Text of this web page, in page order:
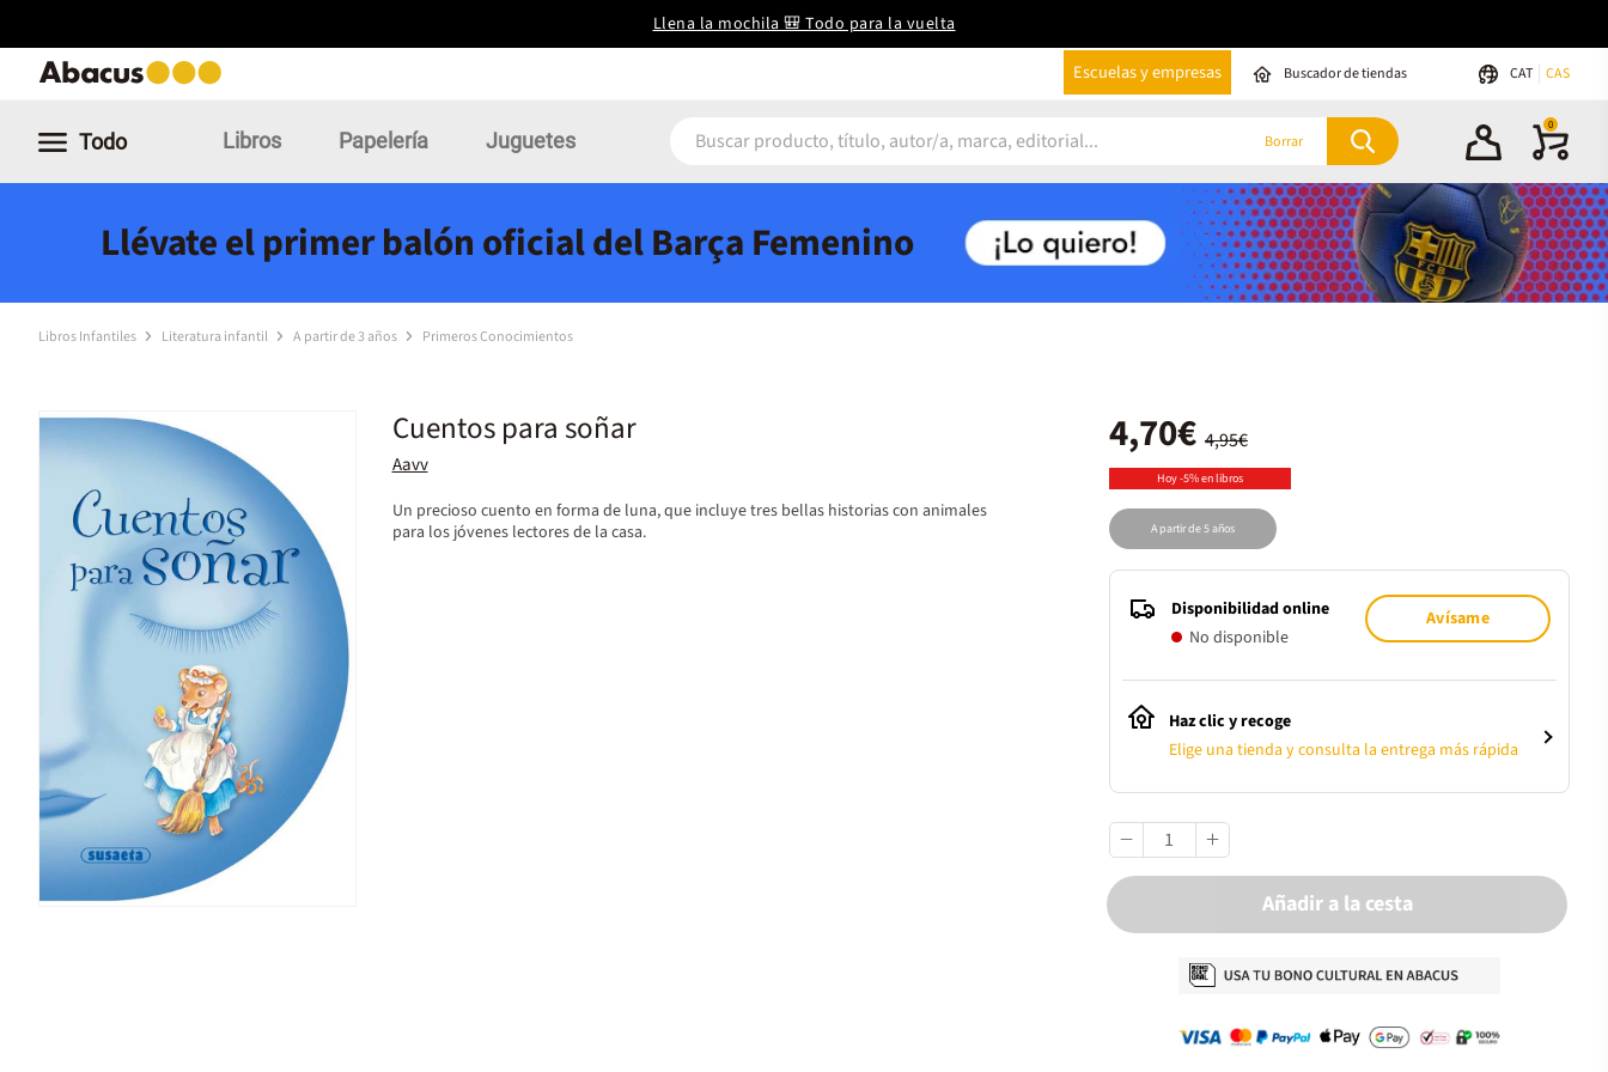
Llena la mochila 🎒 Todo para la vuelta
Escuelas y empresas Buscador de tiendas CAT CAS
Todo Libros Papelería Juguetes Borrar
0
Llévate el primer balón oficial del Barça Femenino
Libros Infantiles Literatura infantil A partir de 3 años Primeros Conocimientos
Cuentos para soñar
Aavv
Un precioso cuento en forma de luna, que incluye tres bellas historias con animales
para los jóvenes lectores de la casa.
4,95€
4,70€
Hoy -5% en libros
A partir de 5 años
Disponibilidad online
No disponible
Avísame
Haz clic y recoge
Elige una tienda y consulta la entrega más rápida
Añadir a la cesta